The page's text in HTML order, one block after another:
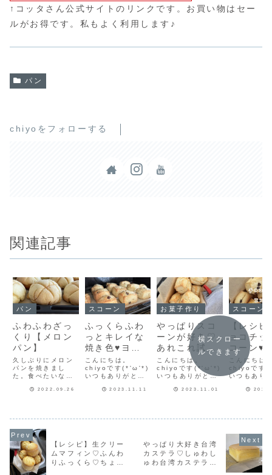
↑コッタさん公式サイトのリンクです。お買い物はセー
ルがお得です。私もよく利用します♪
パン
chiyoをフォローする
関連記事
パン
ふわふわざっ
くり【メロン
パン】
久しぶりにメロン
パンを焼きまし
た。食べたいなぁ
パン生地とクッキ
お天気も良く、パ
ンもよく発酵して
くれそうだったの
で朝から天板２枚
分作りました。せ
っかく作るなら...
2022.09.26
スコーン
ふっくらふわ
っとキレイな
焼き色♥ヨー
グルトスコー
ンにチョコチ
ップを混ぜ込
んで♥今日は
こんにちは。
chiyoです(*'ω'*)
いつもありがとう
ヨーグルトスコー
【基本のスコー
ン】基本のスコー
ンレシピはこち
2023.11.11
お菓子作り
やっぱりスコ
ーンが好き♡
あれこれ試し
ておうち大試
食会♡結果は
いかに！
こんにちは。
chiyoです(*'ω'*)
いつもありがとう
なし、薄力粉で作
ら！ベーキングパ
ウダーを減らして
も美味しく作れる
2023.11.01
スコーン
【レシ
ョコチッ
コーン♥
ッとふ
人気のチ
チップス
ンレシピ
こんにちは
chiyoです
いつもあり
ームを使っ
てほしいイ
レシピです
スタに作り
があるよよ
ら見...
横スクロー
ルできます
【レシピ】生クリー
ムマフィン♡ふんわ
りふっくら♡ちょっ
やっぱり大好き台湾
カステラ♡しゅわし
ゅわ台湾カステラ焼